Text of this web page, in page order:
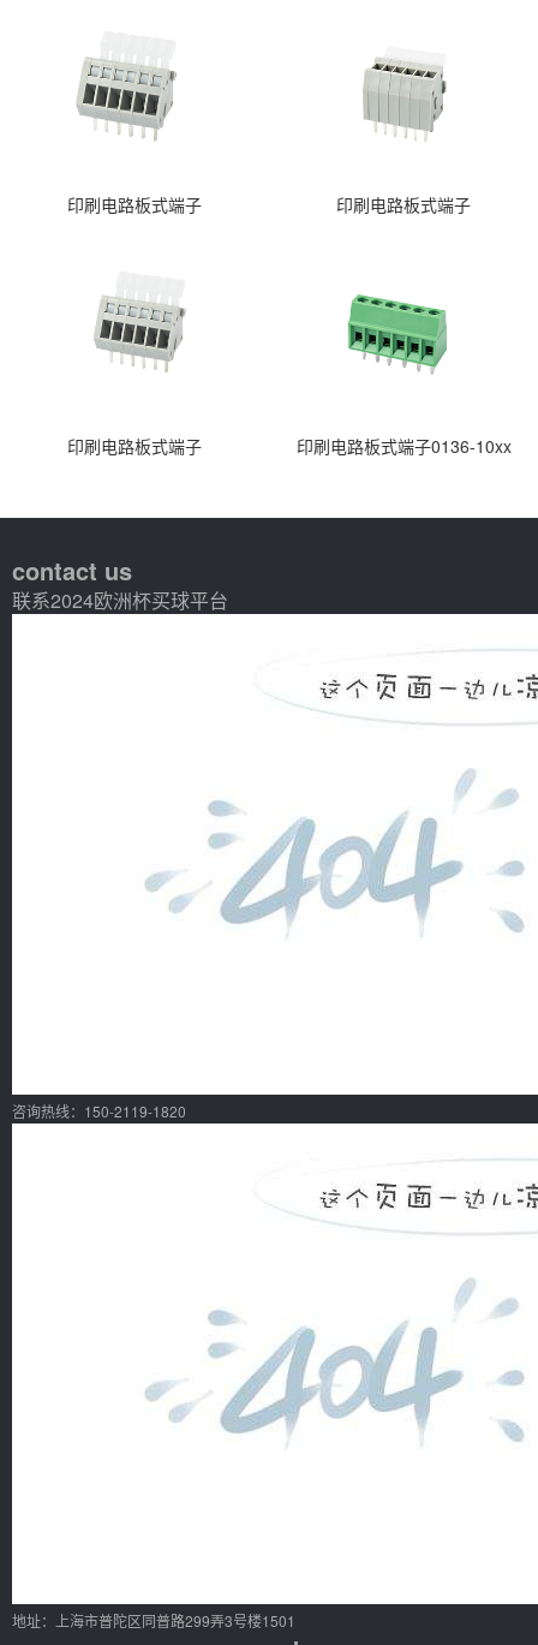
印刷电路板式端子 印刷电路板式端子
印刷电路板式端子 印刷电路板式端子0136-10xx
contact us
联系2024欧洲杯买球平台
咨询热线：150-2119-1820
地址：上海市普陀区同普路299弄3号楼1501